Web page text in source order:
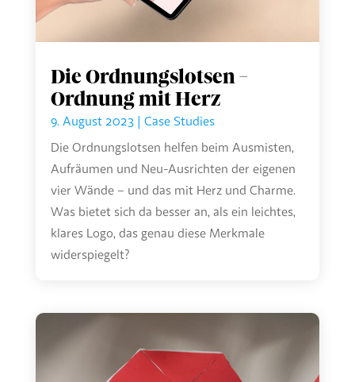
Die Ordnungslotsen –
Ordnung mit Herz
9. August 2023| Case Studies
Die Ordnungslotsen helfen beim Ausmisten,
Aufräumen und Neu-Ausrichten der eigenen
vier Wände – und das mit Herz und Charme.⁠⁠
⁠⁠Was bietet sich da besser an, als ein leichtes,
klares Logo, das genau diese Merkmale
widerspiegelt?